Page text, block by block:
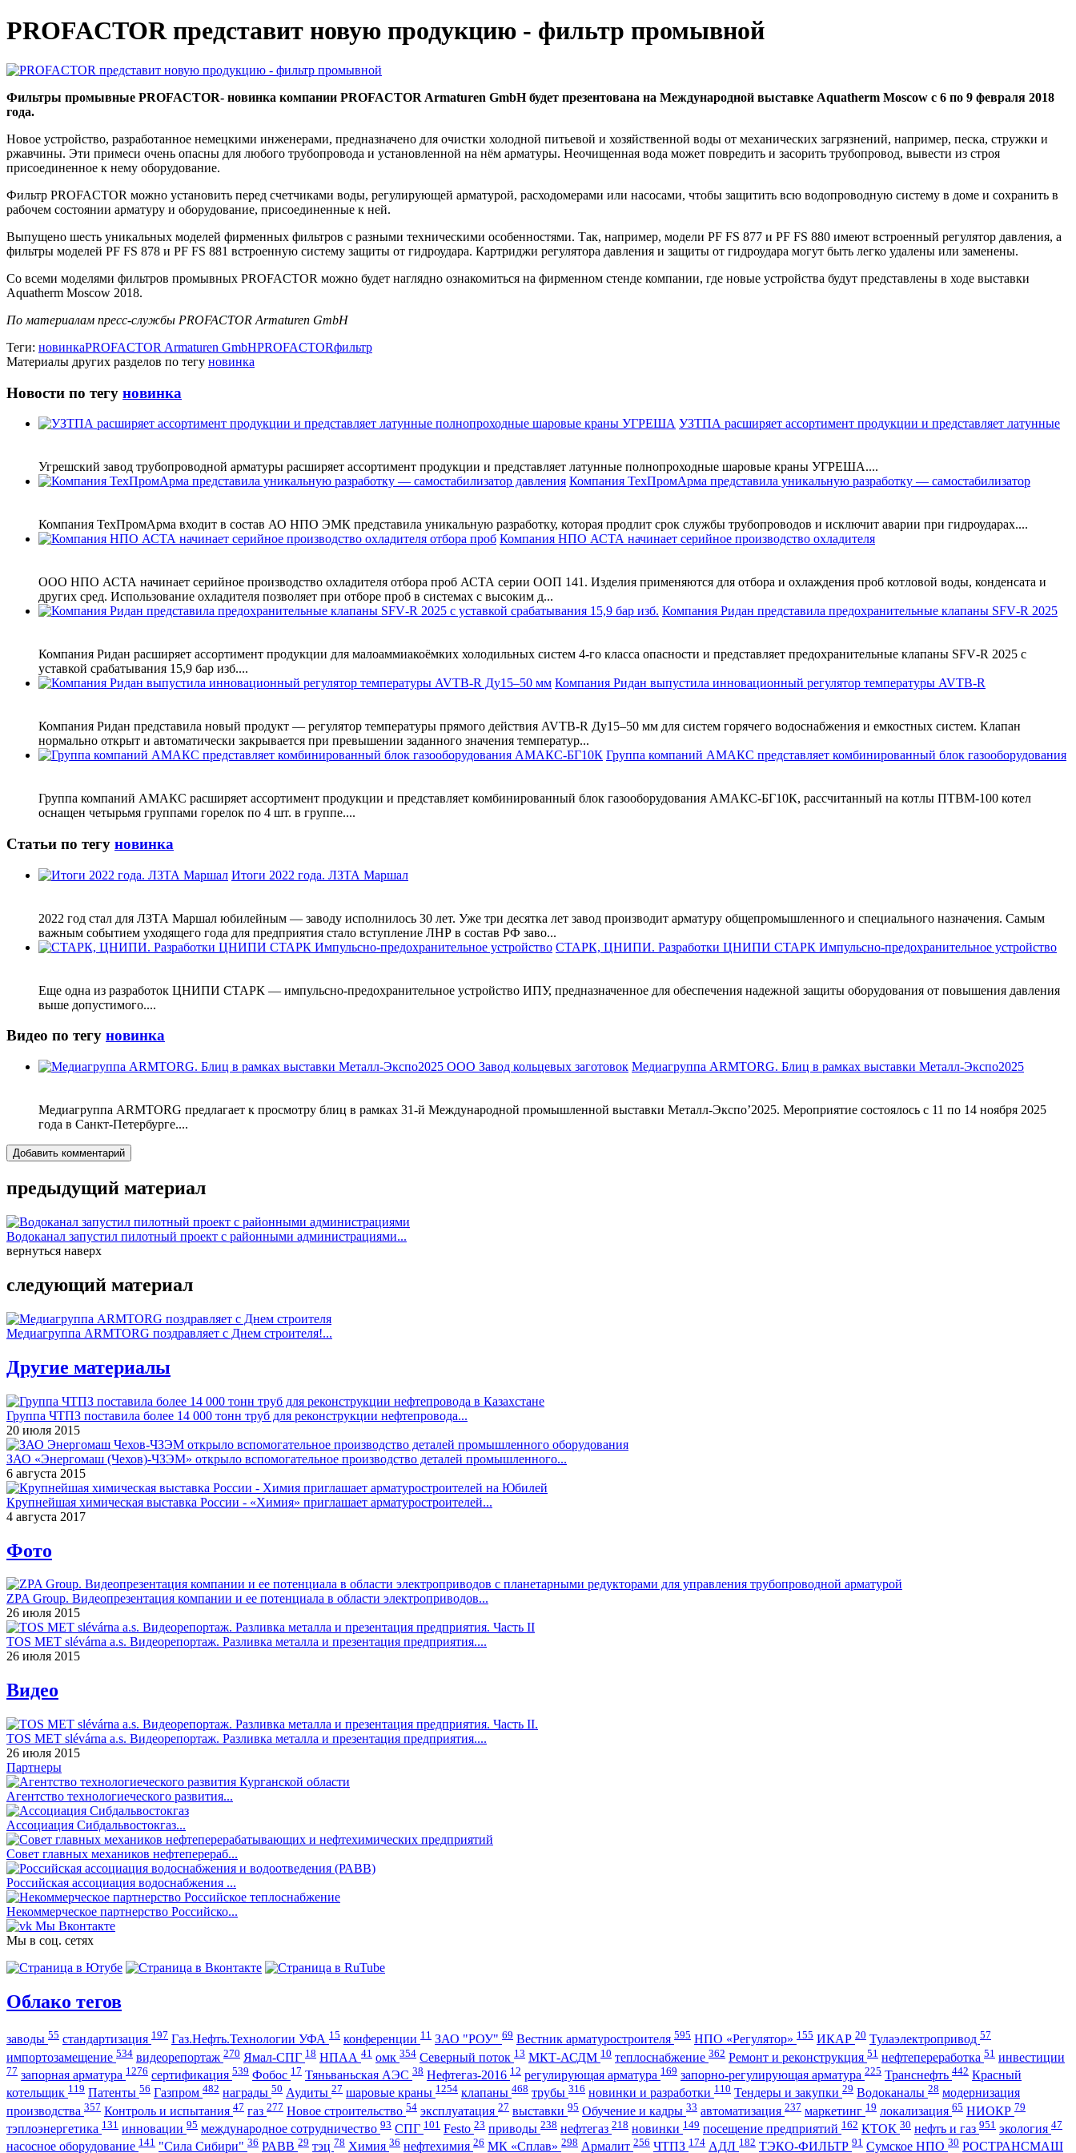
PROFACTOR представит новую продукцию - фильтр промывной
Фильтры промывные PROFACTOR- новинка компании PROFACTOR Armaturen GmbH будет презентована на Международной выставке Aquatherm Moscow с 6 по 9 февраля 2018
года.
Новое устройство, разработанное немецкими инженерами, предназначено для очистки холодной питьевой и хозяйственной воды от механических загрязнений, например, песка, стружки и
ржавчины. Эти примеси очень опасны для любого трубопровода и установленной на нём арматуры. Неочищенная вода может повредить и засорить трубопровод, вывести из строя
присоединенное к нему оборудование.
Фильтр PROFACTOR можно установить перед счетчиками воды, регулирующей арматурой, расходомерами или насосами, чтобы защитить всю водопроводную систему в доме и сохранить в
рабочем состоянии арматуру и оборудование, присоединенные к ней.
Выпущено шесть уникальных моделей фирменных фильтров с разными техническими особенностями. Так, например, модели PF FS 877 и PF FS 880 имеют встроенный регулятор давления, а
фильтры моделей PF FS 878 и PF FS 881 встроенную систему защиты от гидроудара. Картриджи регулятора давления и защиты от гидроудара могут быть легко удалены или заменены.
Со всеми моделями фильтров промывных PROFACTOR можно будет наглядно ознакомиться на фирменном стенде компании, где новые устройства будут представлены в ходе выставки
Aquatherm Moscow 2018.
По материалам пресс-службы PROFACTOR Armaturen GmbH
Теги: новинкаPROFACTOR Armaturen GmbHPROFACTORфильтр
Материалы других разделов по тегу новинка
Новости по тегу новинка
УЗТПА расширяет ассортимент продукции и представляет латунные
Угрешский завод трубопроводной арматуры расширяет ассортимент продукции и представляет латунные полнопроходные шаровые краны УГРЕША....
Компания ТехПромАрма представила уникальную разработку — самостабилизатор
Компания ТехПромАрма входит в состав АО НПО ЭМК представила уникальную разработку, которая продлит срок службы трубопроводов и исключит аварии при гидроударах....
Компания НПО АСТА начинает серийное производство охладителя
ООО НПО АСТА начинает серийное производство охладителя отбора проб АСТА серии ООП 141. Изделия применяются для отбора и охлаждения проб котловой воды, конденсата и
других сред. Использование охладителя позволяет при отборе проб в системах с высоким д...
Компания Ридан представила предохранительные клапаны SFV‑R 2025
Компания Ридан расширяет ассортимент продукции для малоаммиакоёмких холодильных систем 4-го класса опасности и представляет предохранительные клапаны SFV‑R 2025 с
уставкой срабатывания 15,9 бар изб....
Компания Ридан выпустила инновационный регулятор температуры AVTB-R
Компания Ридан представила новый продукт — регулятор температуры прямого действия AVTB-R Ду15–50 мм для систем горячего водоснабжения и емкостных систем. Клапан
нормально открыт и автоматически закрывается при превышении заданного значения температур...
Группа компаний АМАКС представляет комбинированный блок газооборудования
Группа компаний АМАКС расширяет ассортимент продукции и представляет комбинированный блок газооборудования АМАКС-БГ10К, рассчитанный на котлы ПТВМ-100 котел
оснащен четырьмя группами горелок по 4 шт. в группе....
Статьи по тегу новинка
Итоги 2022 года. ЛЗТА Маршал
2022 год стал для ЛЗТА Маршал юбилейным — заводу исполнилось 30 лет. Уже три десятка лет завод производит арматуру общепромышленного и специального назначения. Самым
важным событием уходящего года для предприятия стало вступление ЛНР в состав РФ заво...
СТАРК, ЦНИПИ. Разработки ЦНИПИ СТАРК Импульсно-предохранительное устройство
Еще одна из разработок ЦНИПИ СТАРК ― импульсно-предохранительное устройство ИПУ, предназначенное для обеспечения надежной защиты оборудования от повышения давления
выше допустимого....
Видео по тегу новинка
Медиагруппа ARMTORG. Блиц в рамках выставки Металл-Экспо2025
Медиагруппа ARMTORG предлагает к просмотру блиц в рамках 31-й Международной промышленной выставки Металл-Экспо’2025. Мероприятие состоялось с 11 по 14 ноября 2025
года в Санкт-Петербурге....
Добавить комментарий
предыдущий материал
Водоканал запустил пилотный проект с районными администрациями...
вернуться наверх
следующий материал
Медиагруппа ARMTORG поздравляет с Днем строителя!...
Другие материалы
Группа ЧТПЗ поставила более 14 000 тонн труб для реконструкции нефтепровода...
20 июля 2015
ЗАО «Энергомаш (Чехов)-ЧЗЭМ» открыло вспомогательное производство деталей промышленного...
6 августа 2015
Крупнейшая химическая выставка России - «Химия» приглашает арматуростроителей...
4 августа 2017
Фото
ZPA Group. Видеопрезентация компании и ее потенциала в области электроприводов...
26 июля 2015
TOS MET slévárna a.s. Видеорепортаж. Разливка металла и презентация предприятия....
26 июля 2015
Видео
TOS MET slévárna a.s. Видеорепортаж. Разливка металла и презентация предприятия....
26 июля 2015
Партнеры
Агентство технологиеческого развития...
Ассоциация Сибдальвостокгаз...
Совет главных механиков нефтеперераб...
Российская ассоциация водоснабжения ...
Некоммерческое партнерство Российско...
Мы Вконтакте
Мы в соц. сетях
Облако тегов
заводы 55 стандартизация 197 Газ.Нефть.Технологии УФА 15 конференции 11 ЗАО "РОУ" 69 Вестник арматуростроителя 595 НПО «Регулятор» 155 ИКАР 20 Тулаэлектропривод 57
импортозамещение 534 видеорепортаж 270 Ямал-СПГ 18 НПАА 41 омк 354 Северный поток 13 МКТ-АСДМ 10 теплоснабжение 362 Ремонт и реконструкция 51 нефтепереработка 51 инвестиции
77 запорная арматура 1276 сертификация 539 Фобос 17 Тяньваньская АЭС 38 Нефтегаз-2016 12 регулирующая арматура 169 запорно-регулирующая арматура 225 Транснефть 442 Красный
котельщик 119 Патенты 56 Газпром 482 награды 50 Аудиты 27 шаровые краны 1254 клапаны 468 трубы 316 новинки и разработки 110 Тендеры и закупки 29 Водоканалы 28 модернизация
производства 357 Контроль и испытания 47 газ 277 Новое строительство 54 эксплуатация 27 выставки 95 Обучение и кадры 33 автоматизация 237 маркетинг 19 локализация 65 НИОКР 79
тэплоэнергетика 131 инновации 95 международное сотрудничество 93 СПГ 101 Festo 23 приводы 238 нефтегаз 218 новинки 149 посещение предприятий 162 КТОК 30 нефть и газ 951 экология 47
насосное оборудование 141 "Сила Сибири" 36 РАВВ 29 тэц 78 Химия 36 нефтехимия 26 МК «Сплав» 298 Армалит 256 ЧТПЗ 174 АДЛ 182 ТЭКО-ФИЛЬТР 91 Сумское НПО 30 РОСТРАНСМАШ